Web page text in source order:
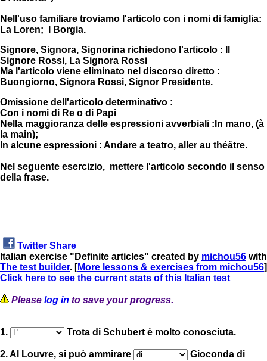
Nell'uso familiare troviamo l'articolo con i nomi di famiglia:
La Loren; I Borgia.
Signore, Signora, Signorina richiedono l'articolo : Il
Signore Rossi, La Signora Rossi
Ma l'articolo viene eliminato nel discorso diretto :
Buongiorno, Signora Rossi, Signor Presidente.
Omissione dell'articolo determinativo :
Con i nomi di Re o di Papi
Nella maggioranza delle espressioni avverbiali :In mano, (à
la main);
In alcune espressioni : Andare a teatro, aller au théâtre.
Nel seguente esercizio, mettere l'articolo secondo il senso
della frase.
Twitter Share
Italian exercise "Definite articles" created by michou56 with
The test builder. [More lessons & exercises from michou56]
Click here to see the current stats of this Italian test
Please log in to save your progress.
1. Trota di Schubert è molto conosciuta.
2. Al Louvre, si può ammirare
Gioconda di